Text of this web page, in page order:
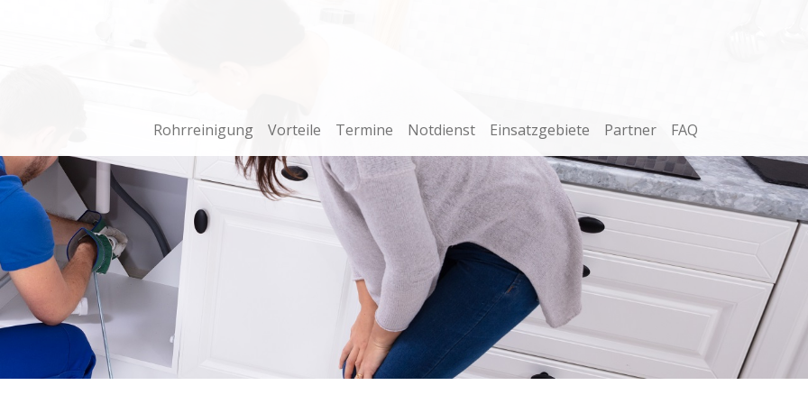
Rohrreinigung Vorteile Termine Notdienst Einsatzgebiete Partner FAQ